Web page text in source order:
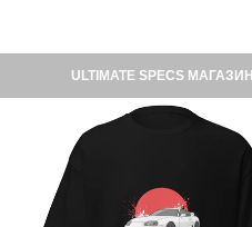
ULTIMATE SPECS МАГАЗИН